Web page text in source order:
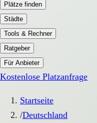
Plätze finden
Städte
Tools & Rechner
Ratgeber
Für Anbieter
Kostenlose Platzanfrage
Startseite
/Deutschland